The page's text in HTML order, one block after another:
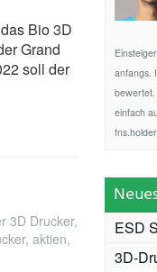
Bio 3D
Grand
soll der
3D Drucker,
, aktien,
anfangs.
einfach
ESD
3D-